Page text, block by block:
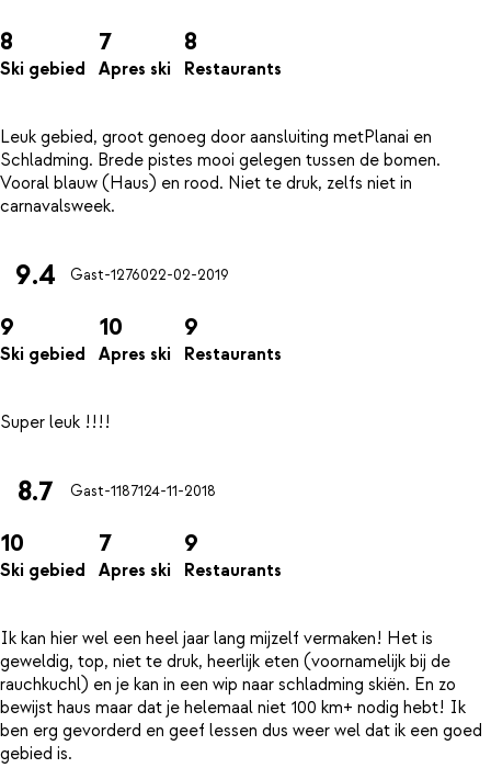
8
Ski gebied
7
Apres ski
8
Restaurants
Leuk gebied, groot genoeg door aansluiting metPlanai en
Schladming. Brede pistes mooi gelegen tussen de bomen.
Vooral blauw (Haus) en rood. Niet te druk, zelfs niet in
9.4 Gast-1276022-02-2019
9
Ski gebied
10
Apres ski
9
Restaurants
8.7 Gast-1187124-11-2018
10
Ski gebied
7
Apres ski
9
Restaurants
Ik kan hier wel een heel jaar lang mijzelf vermaken! Het is
geweldig, top, niet te druk, heerlijk eten (voornamelijk bij de
rauchkuchl) en je kan in een wip naar schladming skiën. En zo
bewijst haus maar dat je helemaal niet 100 km+ nodig hebt! Ik
ben erg gevorderd en geef lessen dus weer wel dat ik een goed